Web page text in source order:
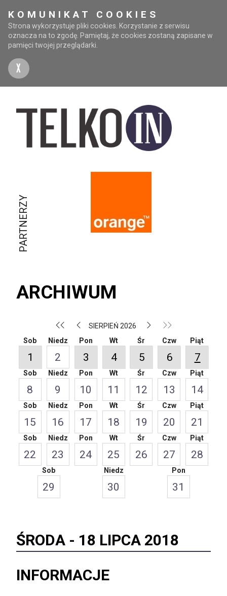
KOMUNIKAT COOKIES
Strona wykorzystuje pliki cookies. Korzystanie z serwisu
oznacza na to zgodę. Pamiętaj, że cookies zostaną zapisane w
pamięci twojej przeglądarki.
X
PARTNERZY
ARCHIWUM
SIERPIEŃ 2026
Sob
1
Niedz
2
Pon
3
Wt
4
Śr
5
Czw
6
Piąt
7
Sob
8
Niedz
9
Pon
10
Wt
11
Śr
12
Czw
13
Piąt
14
Sob
15
Niedz
16
Pon
17
Wt
18
Śr
19
Czw
20
Piąt
21
Sob
22
Niedz
23
Pon
24
Wt
25
Śr
26
Czw
27
Piąt
28
Sob
29
Niedz
30
Pon
31
ŚRODA - 18 LIPCA 2018
INFORMACJE